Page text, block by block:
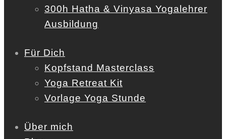
300h Hatha & Vinyasa Yogalehrer
Ausbildung
Für Dich
Kopfstand Masterclass
Yoga Retreat Kit
Vorlage Yoga Stunde
Über mich